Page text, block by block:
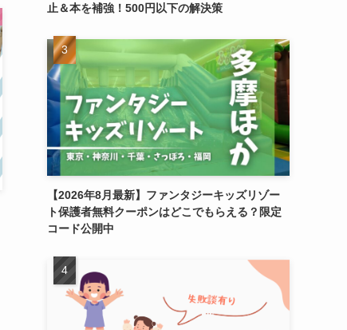
止＆本を補強！500円以下の解決策
【2026年8月最新】ファンタジーキッズリゾー
ト保護者無料クーポンはどこでもらえる？限定
コード公開中